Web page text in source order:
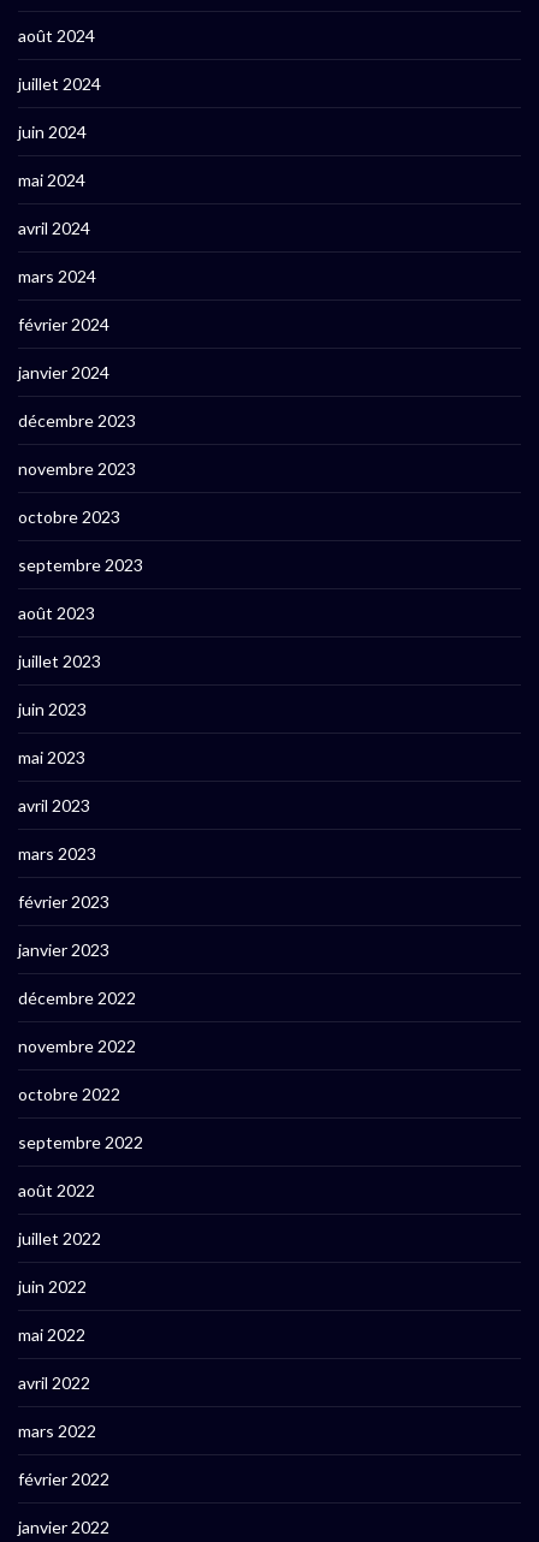
août 2024
juillet 2024
juin 2024
mai 2024
avril 2024
mars 2024
février 2024
janvier 2024
décembre 2023
novembre 2023
octobre 2023
septembre 2023
août 2023
juillet 2023
juin 2023
mai 2023
avril 2023
mars 2023
février 2023
janvier 2023
décembre 2022
novembre 2022
octobre 2022
septembre 2022
août 2022
juillet 2022
juin 2022
mai 2022
avril 2022
mars 2022
février 2022
janvier 2022